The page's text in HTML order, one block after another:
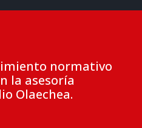
normativo
la asesoría
Olaechea.